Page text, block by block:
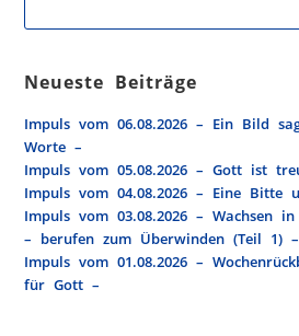
Neueste Beiträge
Impuls vom 06.08.2026 – Ein Bild
Worte –
Impuls vom 05.08.2026 – Gott ist
Impuls vom 04.08.2026 – Eine Bitte
Impuls vom 03.08.2026 – Wachsen
– berufen zum Überwinden (Teil 1) –
Impuls vom 01.08.2026 –
für Gott –